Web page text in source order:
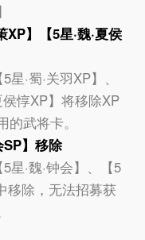
XP】【5星·魏·夏侯
·蜀·关羽XP】、
侯惇XP】将移除XP
武将卡。
SP】移除
·魏·钟会】、【5
移除，无法招募获